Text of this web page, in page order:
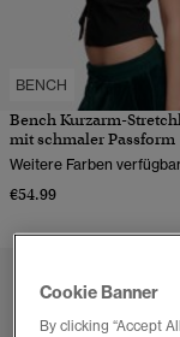
BENCH
Bench Kurzarm-
mit schmaler Passform
Weitere Farben
€54.99
Cookie Banner
By clicking “Accept